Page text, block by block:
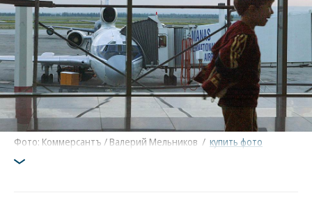
Фото: Коммерсантъ / Валерий Мельников / купить фото